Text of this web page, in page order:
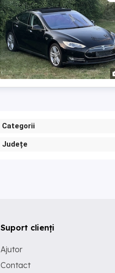
Categorii
Județe
Suport clienți
Ajutor
Contact